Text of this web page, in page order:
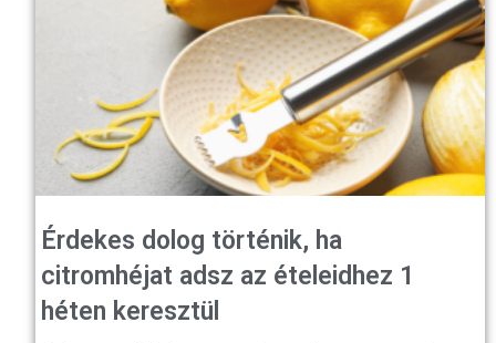
Érdekes dolog történik, ha
citromhéjat adsz az ételeidhez 1
héten keresztül